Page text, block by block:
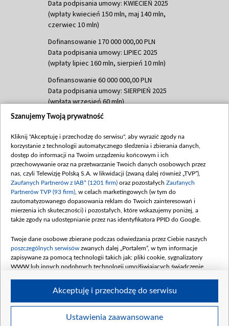
Data podpisania umowy: KWIECIEŃ 2025
(wpłaty kwiecień 150 mln, maj 140 mln,
czerwiec 10 mln)
Dofinansowanie 170 000 000,00 PLN
Data podpisania umowy: LIPIEC 2025
(wpłaty lipiec 160 mln, sierpień 10 mln)
Dofinansowanie 60 000 000,00 PLN
Data podpisania umowy: SIERPIEŃ 2025
(wpłata wrzesień 60 mln)
Dofinansowanie 635 783 051,21 PLN
(wpłata wrzesień 100 mln, październik 350
mln, listopad 265 mln)
Dofinansowanie 48 862 000,00 PLN
Data podpisania umowy: GRUDZIEŃ 2025
(wpłata grudzień 60,548 mln)
Dofinansowanie 900 000 000,00 PLN
Data podpisania umowy: LUTY 2026 (wpłata
kwiecień 180 mln, 7 maja 180 mln, 8
czerwca 90 mln)
Dofinansowanie 250 000 000,00 PLN
4 sierpnia 250 mln
Szanujemy Twoją prywatność
Kliknij "Akceptuję i przechodzę do serwisu", aby wyrazić zgody na
korzystanie z technologii automatycznego śledzenia i zbierania danych,
dostęp do informacji na Twoim urządzeniu końcowym i ich
przechowywanie oraz na przetwarzanie Twoich danych osobowych przez
nas, czyli Telewizję Polską S.A. w likwidacji (zwaną dalej również „TVP”),
Zaufanych Partnerów z IAB* (1201 firm) oraz pozostałych Zaufanych
Partnerów TVP (93 firm) , w celach marketingowych (w tym do
zautomatyzowanego dopasowania reklam do Twoich zainteresowań i
mierzenia ich skuteczności) i pozostałych, które wskazujemy poniżej, a
także zgody na udostępnianie przez nas identyfikatora PPID do Google.
Twoje dane osobowe zbierane podczas odwiedzania przez Ciebie naszych
poszczególnych serwisów zwanych dalej „Portalem”, w tym informacje
zapisywane za pomocą technologii takich jak: pliki cookie, sygnalizatory
WWW lub innych podobnych technologii umożliwiających świadczenie
Twoje dane osobowe zbierane podczas odwiedzania przez Ciebie
Ustawienia zaawansowane
Akceptuję i przechodzę do serwisu